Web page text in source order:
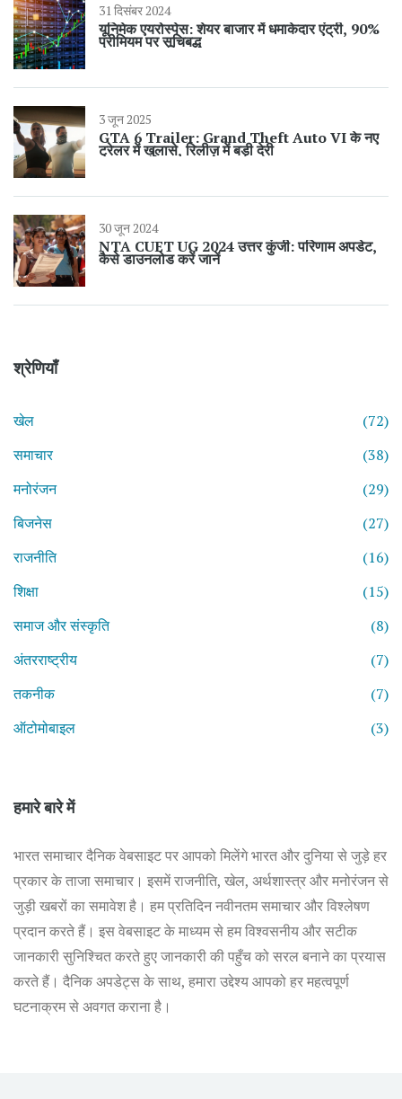
31 दिसंबर 2024
यूनिमेक एयरोस्पेस: शेयर बाजार में धमाकेदार एंट्री, 90%
प्रीमियम पर सूचिबद्ध
3 जून 2025
GTA 6 Trailer: Grand Theft Auto VI के नए
ट्रेलर में खुलासे, रिलीज़ में बड़ी देरी
30 जून 2024
NTA CUET UG 2024 उत्तर कुंजी: परिणाम अपडेट,
कैसे डाउनलोड करें जानें
श्रेणियाँ
खेल
(72)
समाचार
(38)
मनोरंजन
(29)
बिजनेस
(27)
राजनीति
(16)
शिक्षा
(15)
समाज और संस्कृति
(8)
अंतरराष्ट्रीय
(7)
तकनीक
(7)
ऑटोमोबाइल
(3)
हमारे बारे में
भारत समाचार दैनिक वेबसाइट पर आपको मिलेंगे भारत और दुनिया से जुड़े हर
प्रकार के ताजा समाचार। इसमें राजनीति, खेल, अर्थशास्त्र और मनोरंजन से
जुड़ी खबरों का समावेश है। हम प्रतिदिन नवीनतम समाचार और विश्लेषण
प्रदान करते हैं। इस वेबसाइट के माध्यम से हम विश्वसनीय और सटीक
जानकारी सुनिश्चित करते हुए जानकारी की पहुँच को सरल बनाने का प्रयास
करते हैं। दैनिक अपडेट्स के साथ, हमारा उद्देश्य आपको हर महत्वपूर्ण
घटनाक्रम से अवगत कराना है।